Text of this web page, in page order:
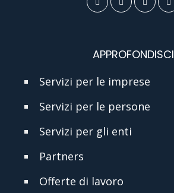
APPROFONDISCI
Servizi per le imprese
Servizi per le persone
Servizi per gli enti
Partners
Offerte di lavoro